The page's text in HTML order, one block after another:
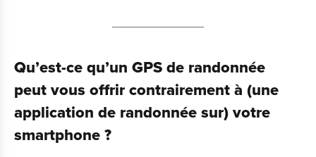
Qu’est-ce qu’un GPS de randonnée
peut vous offrir contrairement à (une
application de randonnée sur) votre
smartphone ?